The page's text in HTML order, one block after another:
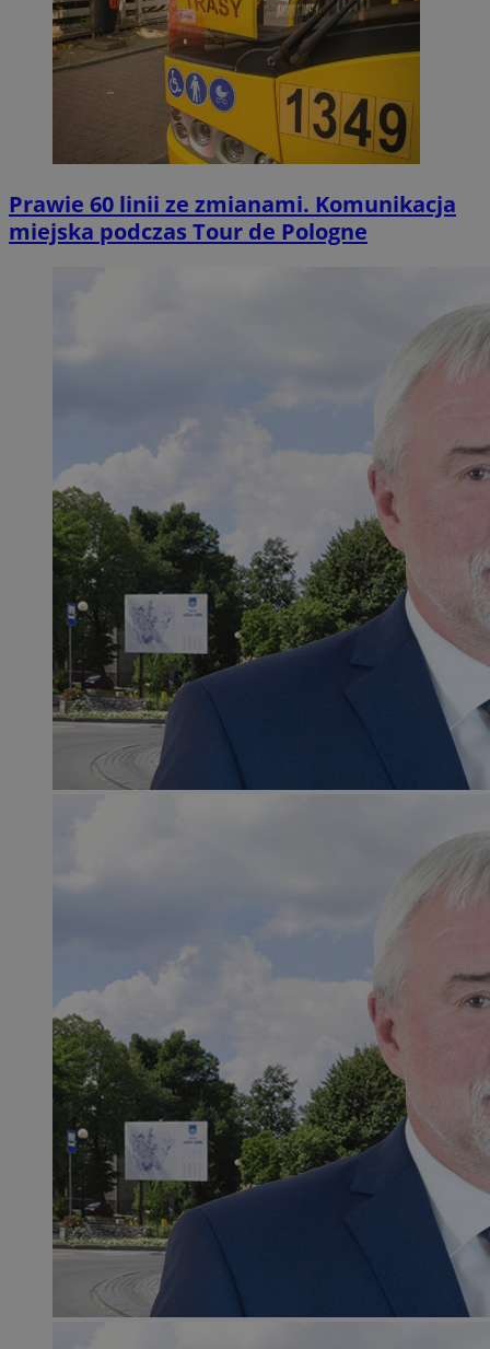
Prawie 60 linii ze zmianami. Komunikacja
miejska podczas Tour de Pologne